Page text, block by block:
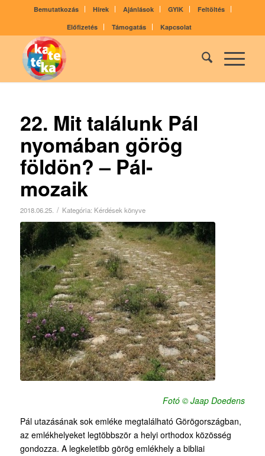
Bemutatkozás Hírek Ajánlások GYIK
Feltöltés
Előfizetés
Támogatás Kapcsolat
22. Mit találunk Pál
nyomában görög
földön? – Pál-
mozaik
2018.06.25. / Kategória: Kérdések könyve
Fotó © Jaap Doedens
Pál utazásának sok emléke megtalálható Görögországban,
az emlékhelyeket legtöbbször a helyi orthodox közösség
gondozza. A legkeletibb görög emlékhely a bibliai